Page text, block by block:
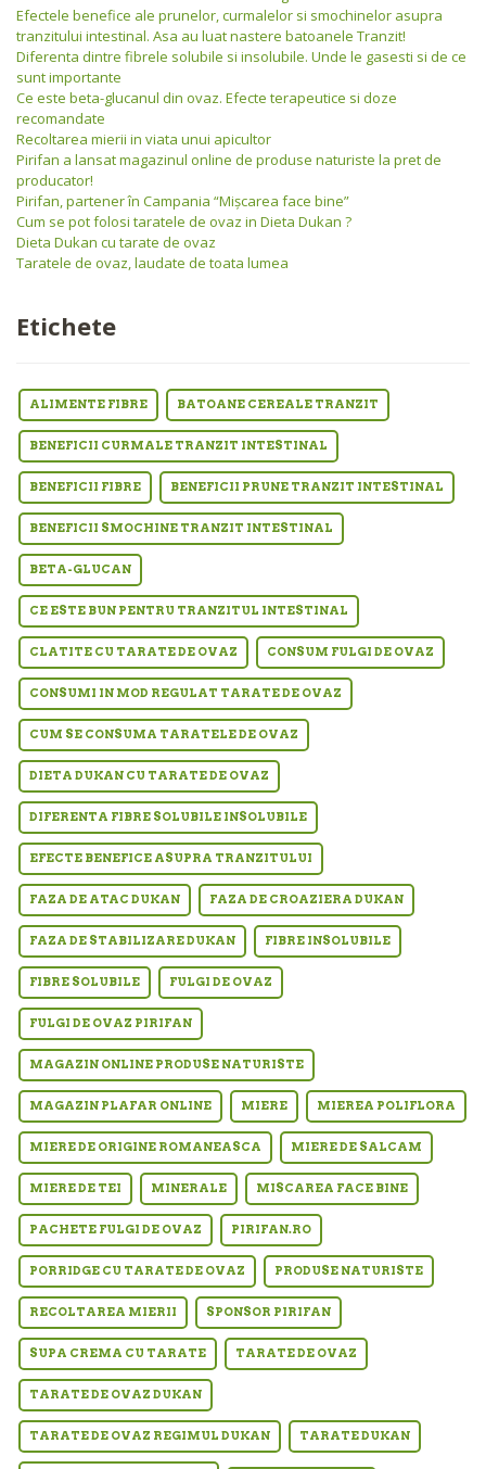
Efectele benefice ale prunelor, curmalelor si smochinelor asupra
tranzitului intestinal. Asa au luat nastere batoanele Tranzit!
Diferenta dintre fibrele solubile si insolubile. Unde le gasesti si de ce
sunt importante
Ce este beta-glucanul din ovaz. Efecte terapeutice si doze
recomandate
Recoltarea mierii in viata unui apicultor
Pirifan a lansat magazinul online de produse naturiste la pret de
producator!
Pirifan, partener în Campania “Mişcarea face bine”
Cum se pot folosi taratele de ovaz in Dieta Dukan ?
Dieta Dukan cu tarate de ovaz
Taratele de ovaz, laudate de toata lumea
Etichete
ALIMENTE FIBRE BATOANE CEREALE TRANZIT
BENEFICII CURMALE TRANZIT INTESTINAL
BENEFICII FIBRE BENEFICII PRUNE TRANZIT INTESTINAL
BENEFICII SMOCHINE TRANZIT INTESTINAL
BETA-GLUCAN
CE ESTE BUN PENTRU TRANZITUL INTESTINAL
CLATITE CU TARATE DE OVAZ CONSUM FULGI DE OVAZ
CONSUMI IN MOD REGULAT TARATE DE OVAZ
CUM SE CONSUMA TARATELE DE OVAZ
DIETA DUKAN CU TARATE DE OVAZ
DIFERENTA FIBRE SOLUBILE INSOLUBILE
EFECTE BENEFICE ASUPRA TRANZITULUI
FAZA DE ATAC DUKAN FAZA DE CROAZIERA DUKAN
FAZA DE STABILIZARE DUKAN FIBRE INSOLUBILE
FIBRE SOLUBILE FULGI DE OVAZ
FULGI DE OVAZ PIRIFAN
MAGAZIN ONLINE PRODUSE NATURISTE
MAGAZIN PLAFAR ONLINE MIERE MIEREA POLIFLORA
MIERE DE ORIGINE ROMANEASCA MIERE DE SALCAM
MIERE DE TEI MINERALE MISCAREA FACE BINE
PACHETE FULGI DE OVAZ PIRIFAN.RO
PORRIDGE CU TARATE DE OVAZ PRODUSE NATURISTE
RECOLTAREA MIERII SPONSOR PIRIFAN
SUPA CREMA CU TARATE TARATE DE OVAZ
TARATE DE OVAZ DUKAN
TARATE DE OVAZ REGIMUL DUKAN TARATE DUKAN